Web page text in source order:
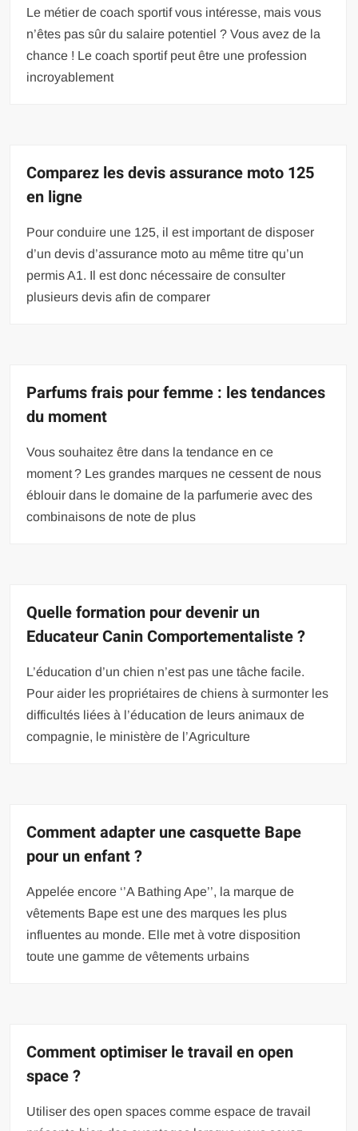
Le métier de coach sportif vous intéresse, mais vous
n’êtes pas sûr du salaire potentiel ? Vous avez de la
chance ! Le coach sportif peut être une profession
incroyablement
Comparez les devis assurance moto 125
en ligne
Pour conduire une 125, il est important de disposer
d’un devis d’assurance moto au même titre qu’un
permis A1. Il est donc nécessaire de consulter
plusieurs devis afin de comparer
Parfums frais pour femme : les tendances
du moment
Vous souhaitez être dans la tendance en ce
moment ? Les grandes marques ne cessent de nous
éblouir dans le domaine de la parfumerie avec des
combinaisons de note de plus
Quelle formation pour devenir un
Educateur Canin Comportementaliste ?
L’éducation d’un chien n’est pas une tâche facile.
Pour aider les propriétaires de chiens à surmonter les
difficultés liées à l’éducation de leurs animaux de
compagnie, le ministère de l’Agriculture
Comment adapter une casquette Bape
pour un enfant ?
Appelée encore ‘’A Bathing Ape’’, la marque de
vêtements Bape est une des marques les plus
influentes au monde. Elle met à votre disposition
toute une gamme de vêtements urbains
Comment optimiser le travail en open
space ?
Utiliser des open spaces comme espace de travail